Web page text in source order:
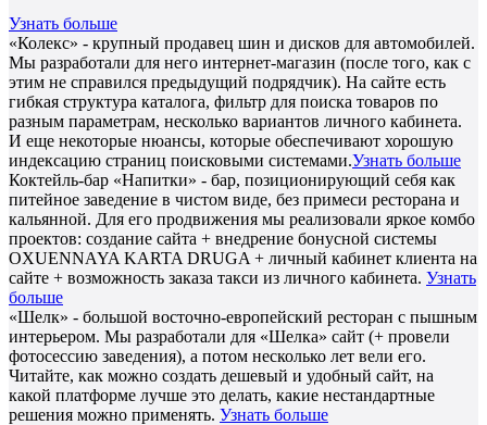
Узнать больше
«Колекс» - крупный продавец шин и дисков для автомобилей.
Мы разработали для него интернет-магазин (после того, как с
этим не справился предыдущий подрядчик). На сайте есть
гибкая структура каталога, фильтр для поиска товаров по
разным параметрам, несколько вариантов личного кабинета.
И еще некоторые нюансы, которые обеспечивают хорошую
индексацию страниц поисковыми системами.Узнать больше
Коктейль-бар «Напитки» - бар, позиционирующий себя как
питейное заведение в чистом виде, без примеси ресторана и
кальянной. Для его продвижения мы реализовали яркое комбо
проектов: создание сайта + внедрение бонусной системы
OXUENNAYA KARTA DRUGA + личный кабинет клиента на
сайте + возможность заказа такси из личного кабинета. Узнать
больше
«Шелк» - большой восточно-европейский ресторан с пышным
интерьером. Мы разработали для «Шелка» сайт (+ провели
фотосессию заведения), а потом несколько лет вели его.
Читайте, как можно создать дешевый и удобный сайт, на
какой платформе лучше это делать, какие нестандартные
решения можно применять. Узнать больше